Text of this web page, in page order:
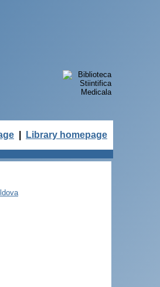
Library homepage